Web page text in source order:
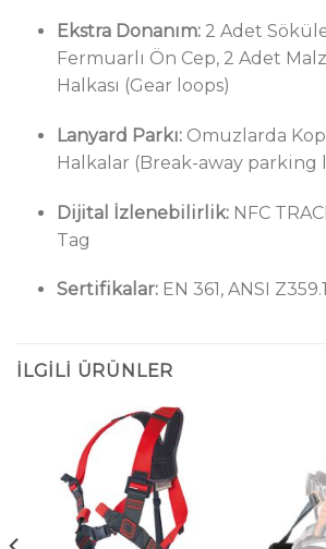
Ekstra Donanım:2 Adet
Fermuarlı Ön Cep, 2 Adet
Halkası (Gear loops)
Lanyard Parkı:Omuzlarda
Halkalar (Break-away parking
Dijital İzlenebilirlik:NFC
Tag
Sertifikalar:EN 361, ANSI
İLGILI ÜRÜNLER